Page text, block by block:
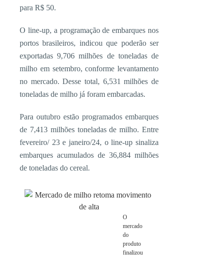
para R$ 50.
O line-up, a programação de embarques nos
portos brasileiros, indicou que poderão ser
exportadas 9,706 milhões de toneladas de
milho em setembro, conforme levantamento
no mercado. Desse total, 6,531 milhões de
toneladas de milho já foram embarcadas.
Para outubro estão programados embarques
de 7,413 milhões toneladas de milho. Entre
fevereiro/ 23 e janeiro/24, o line-up sinaliza
embarques acumulados de 36,884 milhões
de toneladas do cereal.
O
mercado
do
produto
finalizou